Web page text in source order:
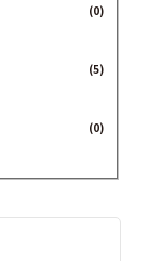
(0)
(5)
(0)
(0)